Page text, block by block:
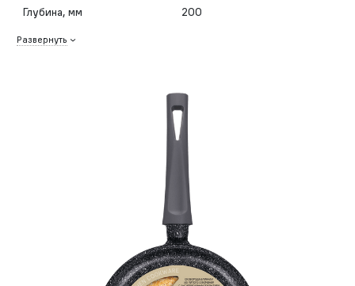
Глубина, мм
200
Развернуть